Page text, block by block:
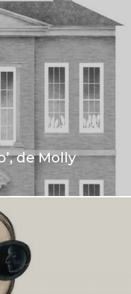
de Molly